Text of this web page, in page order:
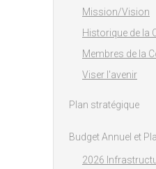
Mission/Vision
Historique de la
Membres de la
Viser l'avenir
Plan stratégique
Budget Annuel et
2026